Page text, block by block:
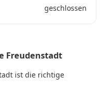
geschlossen
Freudenstadt
ist die richtige